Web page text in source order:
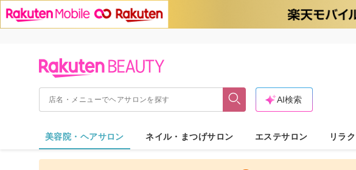
AI検索
美容院・ヘアサロン ネイル・まつげサロン エステサロン リラ